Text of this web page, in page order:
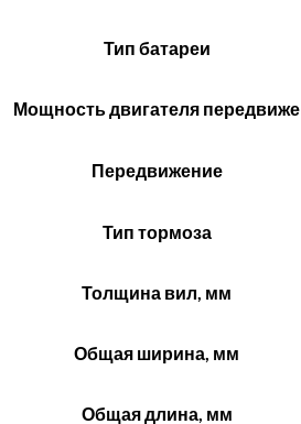
Тип батареи
Мощность двигателя передвиже
Передвижение
Тип тормоза
Толщина вил, мм
Общая ширина, мм
Общая длина, мм